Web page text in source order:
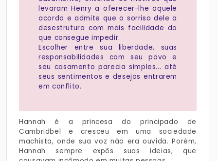
levaram Henry a oferecer-lhe aquele
acordo e admite que o sorriso dele a
desestrutura com mais facilidade do
que consegue impedir.
Escolher entre sua liberdade, suas
responsabilidades com seu povo e
seu casamento parecia simples... até
seus sentimentos e desejos entrarem
em conflito.
Hannah é a princesa do principado de
Cambridbel e cresceu em uma sociedade
machista, onde sua voz não era ouvida. Porém,
Hannah sempre expôs suas ideias, que